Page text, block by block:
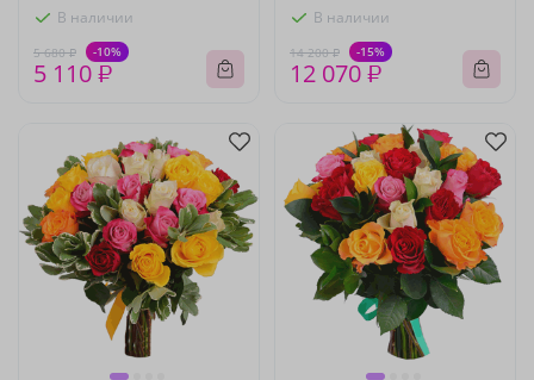
В наличии
5 680 ₽ -10%
5 110 ₽
В наличии
14 200 ₽ -15%
12 070 ₽